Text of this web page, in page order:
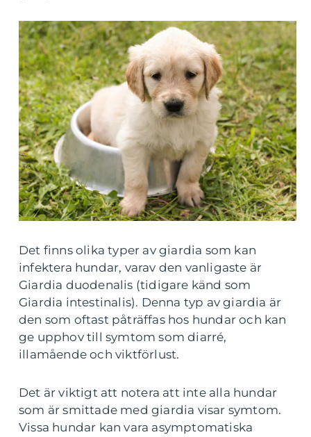
Det finns olika typer av giardia som kan
infektera hundar, varav den vanligaste är
Giardia duodenalis (tidigare känd som
Giardia intestinalis). Denna typ av giardia är
den som oftast påträffas hos hundar och kan
ge upphov till symtom som diarré,
illamående och viktförlust.
Det är viktigt att notera att inte alla hundar
som är smittade med giardia visar symtom.
Vissa hundar kan vara asymptomatiska